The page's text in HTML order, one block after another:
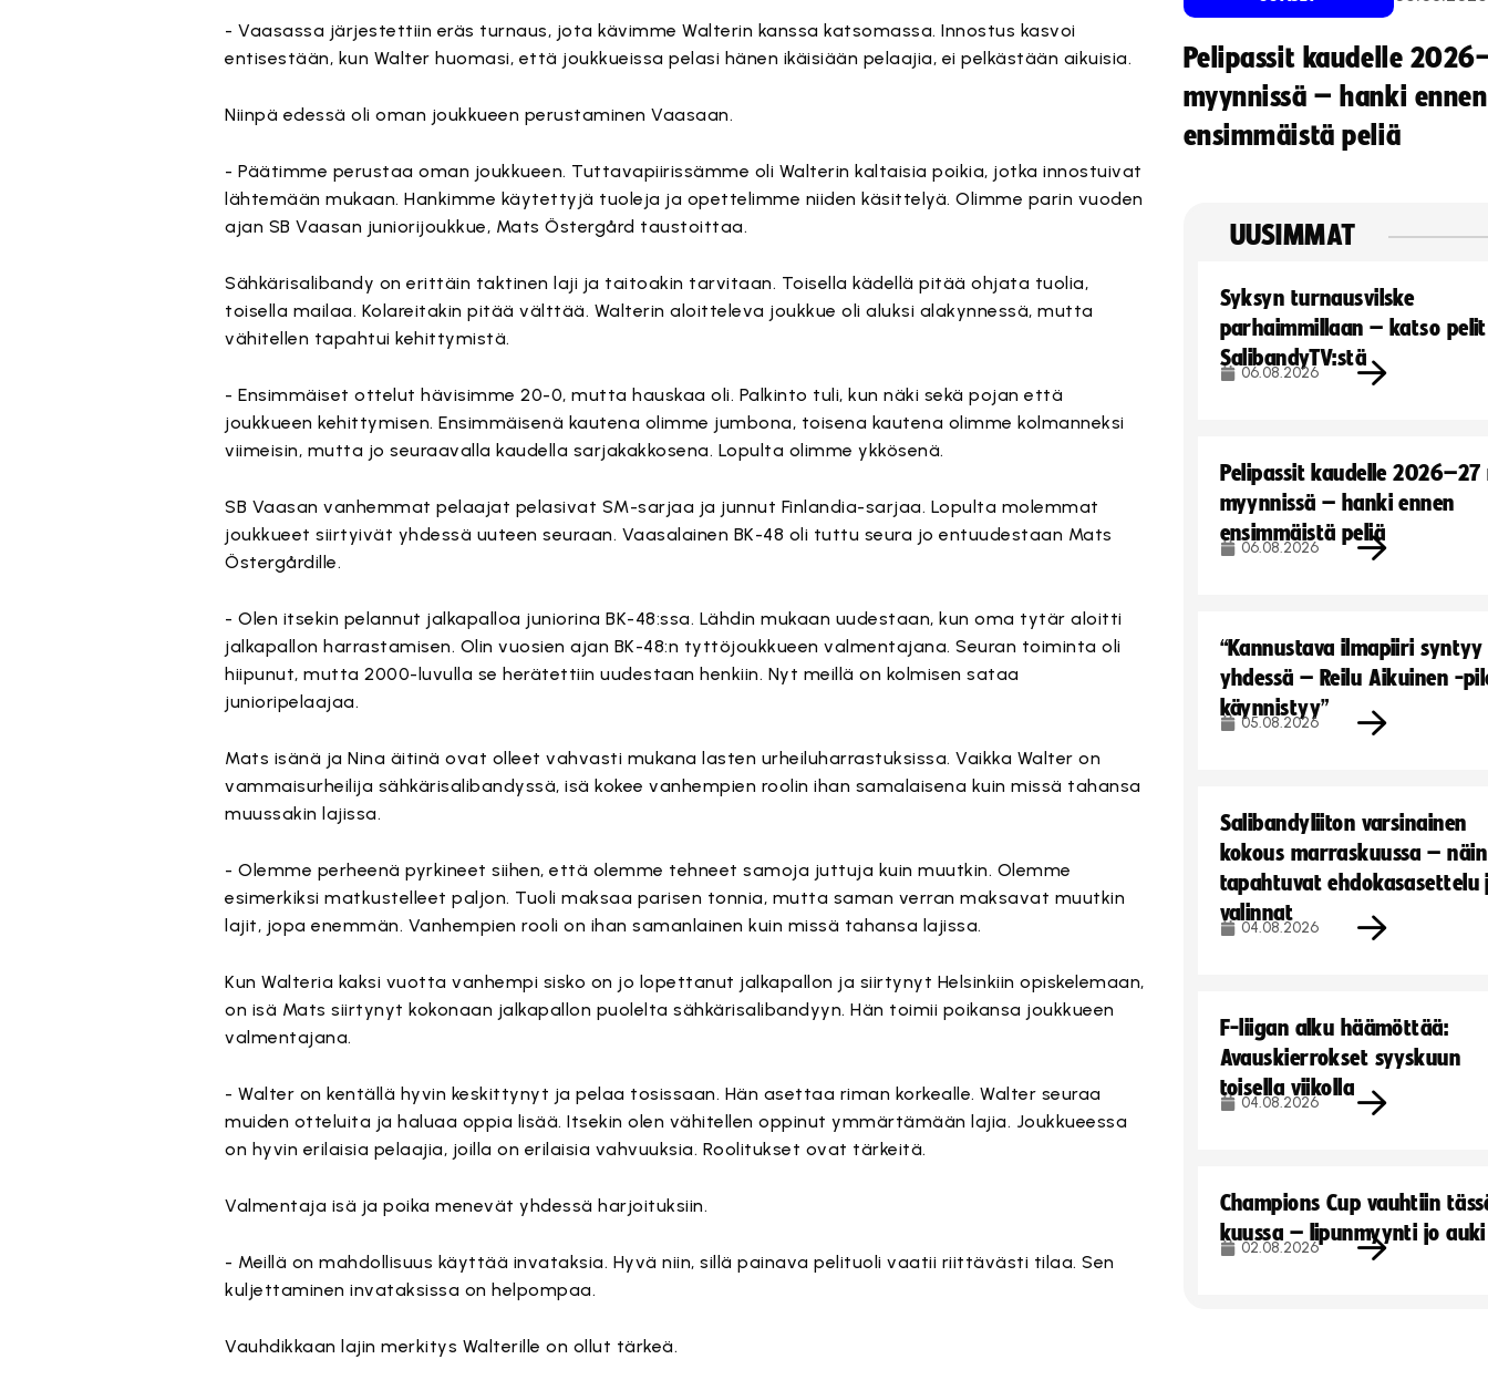
- Vaasassa järjestettiin eräs turnaus, jota kävimme Walterin kanssa katsomassa. Innostus kasvoi
entisestään, kun Walter huomasi, että joukkueissa pelasi hänen ikäisiään pelaajia, ei pelkästään aikuisia.
Niinpä edessä oli oman joukkueen perustaminen Vaasaan.
- Päätimme perustaa oman joukkueen. Tuttavapiirissämme oli Walterin kaltaisia poikia, jotka innostuivat
lähtemään mukaan. Hankimme käytettyjä tuoleja ja opettelimme niiden käsittelyä. Olimme parin vuoden
ajan SB Vaasan juniorijoukkue, Mats Östergård taustoittaa.
Sähkärisalibandy on erittäin taktinen laji ja taitoakin tarvitaan. Toisella kädellä pitää ohjata tuolia,
toisella mailaa. Kolareitakin pitää välttää. Walterin aloitteleva joukkue oli aluksi alakynnessä, mutta
vähitellen tapahtui kehittymistä.
- Ensimmäiset ottelut hävisimme 20-0, mutta hauskaa oli. Palkinto tuli, kun näki sekä pojan että
joukkueen kehittymisen. Ensimmäisenä kautena olimme jumbona, toisena kautena olimme kolmanneksi
viimeisin, mutta jo seuraavalla kaudella sarjakakkosena. Lopulta olimme ykkösenä.
SB Vaasan vanhemmat pelaajat pelasivat SM-sarjaa ja junnut Finlandia-sarjaa. Lopulta molemmat
joukkueet siirtyivät yhdessä uuteen seuraan. Vaasalainen BK-48 oli tuttu seura jo entuudestaan Mats
Östergårdille.
- Olen itsekin pelannut jalkapalloa juniorina BK-48:ssa. Lähdin mukaan uudestaan, kun oma tytär aloitti
jalkapallon harrastamisen. Olin vuosien ajan BK-48:n tyttöjoukkueen valmentajana. Seuran toiminta oli
hiipunut, mutta 2000-luvulla se herätettiin uudestaan henkiin. Nyt meillä on kolmisen sataa
junioripelaajaa.
Mats isänä ja Nina äitinä ovat olleet vahvasti mukana lasten urheiluharrastuksissa. Vaikka Walter on
vammaisurheilija sähkärisalibandyssä, isä kokee vanhempien roolin ihan samalaisena kuin missä tahansa
muussakin lajissa.
- Olemme perheenä pyrkineet siihen, että olemme tehneet samoja juttuja kuin muutkin. Olemme
esimerkiksi matkustelleet paljon. Tuoli maksaa parisen tonnia, mutta saman verran maksavat muutkin
lajit, jopa enemmän. Vanhempien rooli on ihan samanlainen kuin missä tahansa lajissa.
Kun Walteria kaksi vuotta vanhempi sisko on jo lopettanut jalkapallon ja siirtynyt Helsinkiin opiskelemaan,
on isä Mats siirtynyt kokonaan jalkapallon puolelta sähkärisalibandyyn. Hän toimii poikansa joukkueen
valmentajana.
- Walter on kentällä hyvin keskittynyt ja pelaa tosissaan. Hän asettaa riman korkealle. Walter seuraa
muiden otteluita ja haluaa oppia lisää. Itsekin olen vähitellen oppinut ymmärtämään lajia. Joukkueessa
on hyvin erilaisia pelaajia, joilla on erilaisia vahvuuksia. Roolitukset ovat tärkeitä.
Valmentaja isä ja poika menevät yhdessä harjoituksiin.
- Meillä on mahdollisuus käyttää invataksia. Hyvä niin, sillä painava pelituoli vaatii riittävästi tilaa. Sen
kuljettaminen invataksissa on helpompaa.
Vauhdikkaan lajin merkitys Walterille on ollut tärkeä.
Pelipassit kaudelle
myynnissä – hanki ennen
ensimmäistä peliä
UUSIMMAT
Syksyn turnausvilske
parhaimmillaan – katso pelit
SalibandyTV:stä
06.08.2026
Pelipassit kaudelle
myynnissä – hanki ennen
ensimmäistä peliä
06.08.2026
“Kannustava ilmapiiri syntyy
yhdessä – Reilu Aikuinen -
käynnistyy”
05.08.2026
Salibandyliiton varsinainen
kokous marraskuussa – näin
tapahtuvat ehdokasasettelu
valinnat
04.08.2026
F-liigan alku häämöttää:
Avauskierrokset syyskuun
toisella viikolla
04.08.2026
Champions Cup vauhtiin
kuussa – lipunmyynti jo auki
02.08.2026